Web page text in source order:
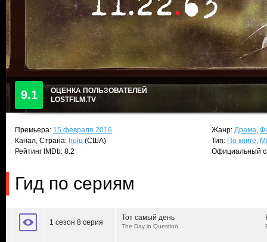
9.1
ОЦЕНКА ПОЛЬЗОВАТЕЛЕЙ
LOSTFILM.TV
Премьера: 15 февраля 2016
Канал, Страна: hulu (США)
Рейтинг IMDb: 8.2
Жанр: Драма,
Тип: По книге,
Официальный
Гид по сериям
1 сезон 8 серия
Тот самый день
The Day in Question